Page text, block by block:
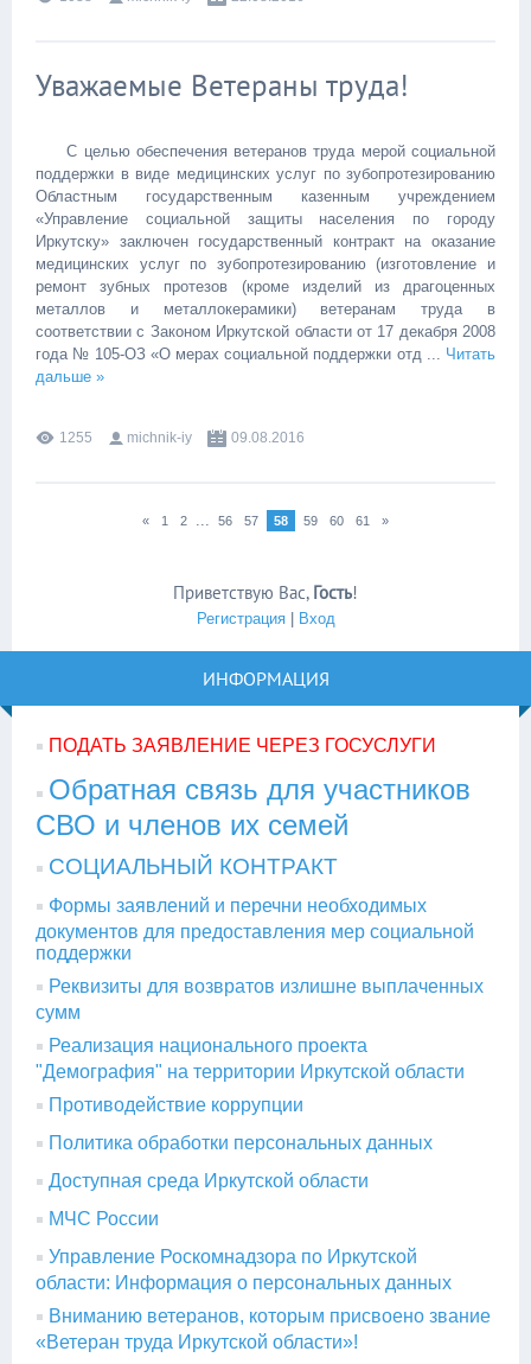
Уважаемые Ветераны труда!
С целью обеспечения ветеранов труда мерой социальной
поддержки в виде медицинских услуг по зубопротезированию
Областным государственным казенным учреждением
«Управление социальной защиты населения по городу
Иркутску» заключен государственный контракт на оказание
медицинских услуг по зубопротезированию (изготовление и
ремонт зубных протезов (кроме изделий из драгоценных
металлов и металлокерамики) ветеранам труда в
соответствии с Законом Иркутской области от 17 декабря 2008
года № 105-ОЗ «О мерах социальной поддержки отд ... Читать
дальше »
1255 michnik-iy 09.08.2016
« 1 2 ... 56 57 58 59 60 61 »
Приветствую Вас, Гость!
Регистрация| Вход
ИНФОРМАЦИЯ
ПОДАТЬ ЗАЯВЛЕНИЕ ЧЕРЕЗ ГОСУСЛУГИ
Обратная связь для участников
СВО и членов их семей
СОЦИАЛЬНЫЙ КОНТРАКТ
Формы заявлений и перечни необходимых
документов для предоставления мер социальной
поддержки
Реквизиты для возвратов излишне выплаченных
сумм
Реализация национального проекта
"Демография" на территории Иркутской области
Противодействие коррупции
Политика обработки персональных данных
Доступная среда Иркутской области
МЧС России
Управление Роскомнадзора по Иркутской
области: Информация о персональных данных
Вниманию ветеранов, которым присвоено звание
«Ветеран труда Иркутской области»!